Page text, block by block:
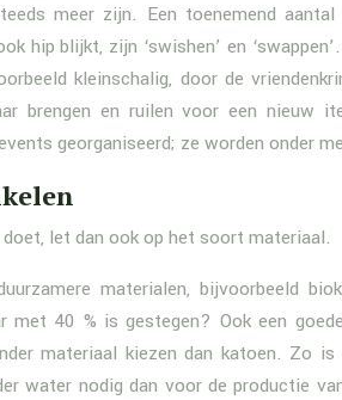
meer zijn. Een toenemend
hip blijkt, zijn ‘swishen’ en
kleinschalig, door de
brengen en ruilen voor een nieuw
georganiseerd; ze worden onder
let dan ook op het soort materiaal.
materialen, bijvoorbeeld
met 40 % is gestegen? Ook een
materiaal kiezen dan katoen. Zo
water nodig dan voor de productie